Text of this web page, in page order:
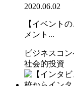
2020.06.02
【イベント
メント...
ビジネスコ
社会的投資